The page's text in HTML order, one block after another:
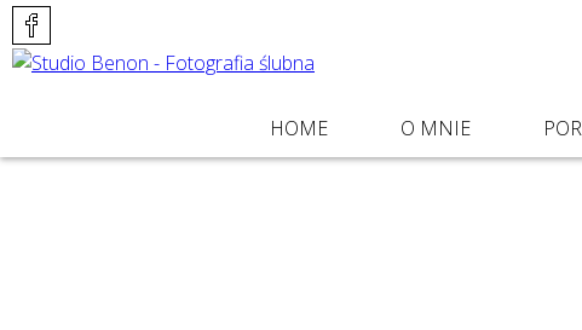
POMIŃ
NAWIGACJĘ
HOME O MNIE